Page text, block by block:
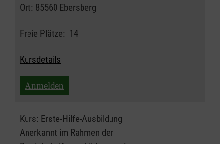
Ort: 85560 Ebersberg
Freie Plätze: 14
Kursdetails
Anmelden
Kurs: Erste-Hilfe-Ausbildung
Anerkannt im Rahmen der